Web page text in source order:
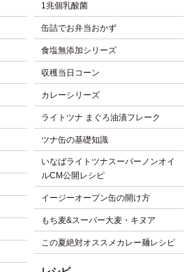
1兆個乳酸菌
缶詰でお弁当おかず
食塩無添加シリーズ
収穫当日コーン
カレーシリーズ
ライトツナ まぐろ油漬フレーク
ツナ缶の基礎知識
いなばライトツナスーパーノンオイ
ルCM公開レシピ
イージーオープン缶の開け方
もち麦&スーパー大麦・キヌア
この夏絶対オススメカレー麺レシピ